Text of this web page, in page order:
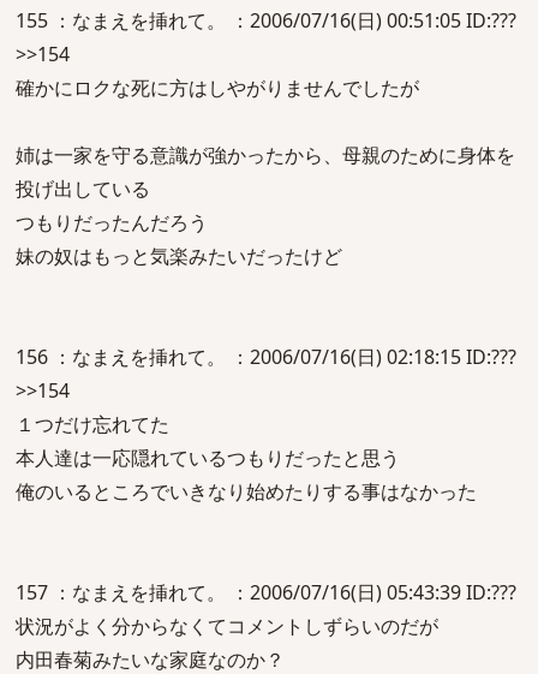
155 ：なまえを挿れて。 ：2006/07/16(日) 00:51:05 ID:???
>>154
確かにロクな死に方はしやがりませんでしたが
姉は一家を守る意識が強かったから、母親のために身体を
投げ出している
つもりだったんだろう
妹の奴はもっと気楽みたいだったけど
156 ：なまえを挿れて。 ：2006/07/16(日) 02:18:15 ID:???
>>154
１つだけ忘れてた
本人達は一応隠れているつもりだったと思う
俺のいるところでいきなり始めたりする事はなかった
157 ：なまえを挿れて。 ：2006/07/16(日) 05:43:39 ID:???
状況がよく分からなくてコメントしずらいのだが
内田春菊みたいな家庭なのか？